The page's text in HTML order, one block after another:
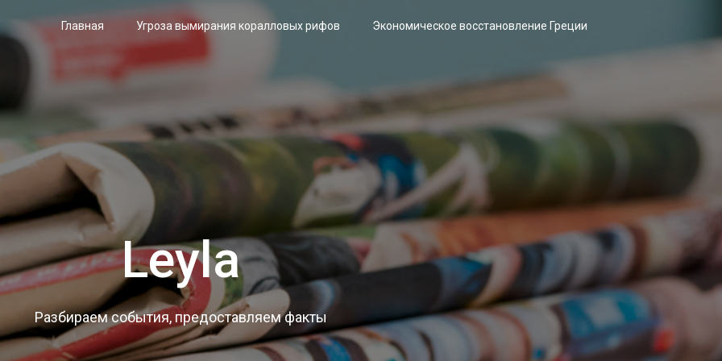
Главная Угроза вымирания коралловых рифов Экономическое восстановление Греции
Leyla
Разбираем события, предоставляем факты